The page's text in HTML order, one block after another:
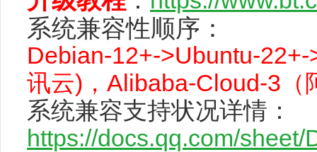
系统兼容性顺序：
Debian-12+->Ubuntu-
讯云)，Alibaba-Cloud-3（
系统兼容支持状况详情：
https://docs.qq.com/